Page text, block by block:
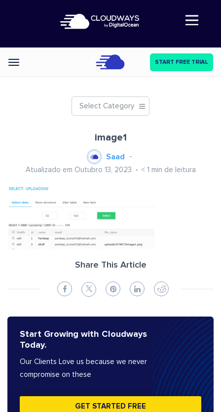
Abre a navegação
Categories START FREE TRIAL
Select Category
image1
Saad
Atualizado em Outubro 13, 2023 < 1 min de leitura
Share This Article
Start Growing with Cloudways
Today.
Our Clients Love us because we never
compromise on these
GET STARTED FREE